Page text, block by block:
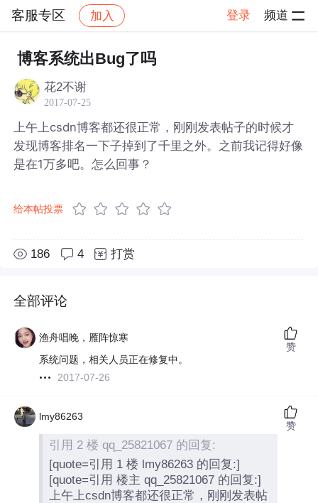
客服专区 加入 登录 频道
社区 客服专区 帖子详情
博客系统出Bug了吗
花2不谢
2017-07-25
上午上csdn博客都还很正常，刚刚发表帖子的时候才
发现博客排名一下子掉到了千里之外。之前我记得好像
是在1万多吧。怎么回事？
给本帖投票
186 4 打赏
全部评论
渔舟唱晚，雁阵惊寒
系统问题，相关人员正在修复中。
2017-07-26
赞
lmy86263
引用 2 楼 qq_25821067 的回复:
[quote=引用 1 楼 lmy86263 的回复:]
[quote=引用 楼主 qq_25821067 的回复:]
上午上csdn博客都还很正常，刚刚发表帖
赞